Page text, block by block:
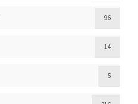
96
14
5